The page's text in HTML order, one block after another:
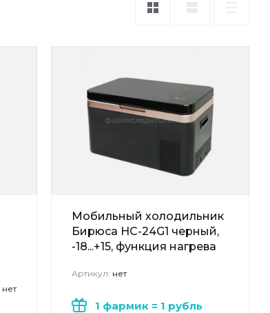
нет
Мобильный холодильник
Бирюса НС-24G1 черный,
-18...+15, функция нагрева
Артикул: нет
1 фармик = 1 рубль